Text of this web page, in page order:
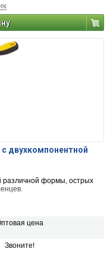
с двухкомпонентной
различной формы, острых
цена
Звоните!